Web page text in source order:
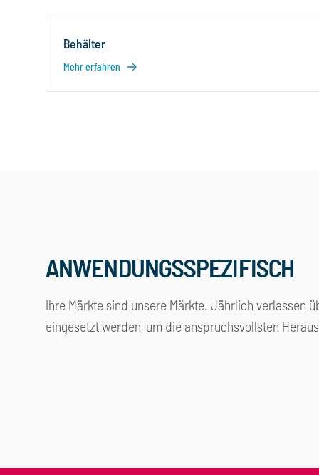
Behälter
Mehr erfahren
ANWENDUNGSSPEZIFISCH
Ihre Märkte sind unsere Märkte. Jährlich verlassen
eingesetzt werden, um die anspruchsvollsten